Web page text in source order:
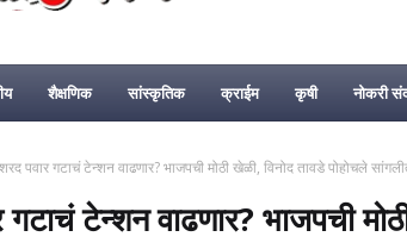
शैक्षणिक सांस्कृतिक क्राईम कृषी नोकरी
शरद पवार गटाचं टेन्शन वाढणार? भाजपची मोठी खेळी, विनोद तावडे पोहोचले
गटाचं टेन्शन वाढणार? भाजपची